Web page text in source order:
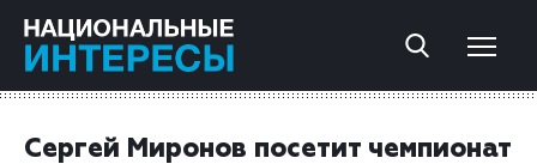
Сергей Миронов посетит чемпионат